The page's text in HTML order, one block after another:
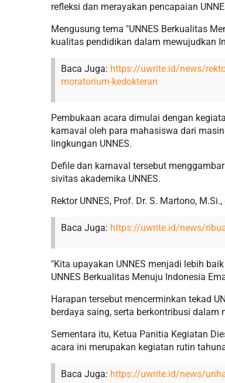
refleksi dan merayakan pencapaian
Mengusung tema "UNNES Berkualitas
kualitas pendidikan dalam mewujudkan
Baca Juga: https://uwrite.id/news/
moratorium-kedokteran
Pembukaan acara dimulai dengan
karnaval oleh para mahasiswa dari
lingkungan UNNES.
Defile dan karnaval tersebut
sivitas akademika UNNES.
Rektor UNNES, Prof. Dr. S. Martono,
Baca Juga: https://uwrite.id/news/
"Kita upayakan UNNES menjadi lebih
UNNES Berkualitas Menuju Indonesia
Harapan tersebut mencerminkan tekad
berdaya saing, serta berkontribusi dalam
Sementara itu, Ketua Panitia Kegiatan
acara ini merupakan kegiatan rutin
Baca Juga: https://uwrite.id/news/